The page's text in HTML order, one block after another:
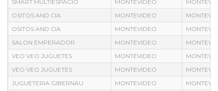
SMART MULTIESPACIO
MONTEVIDEO
OSITOS AND CIA
MONTEVIDEO
OSITOS AND CIA
MONTEVIDEO
SALON EMPERADOR
MONTEVIDEO
VEO VEO JUGUETES
MONTEVIDEO
VEO VEO JUGUETES
MONTEVIDEO
JUGUETERIA GIBERNAU
MONTEVIDEO